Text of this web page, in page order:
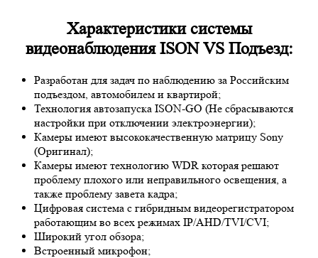
Характеристики системы
видеонаблюдения ISON VS Подъезд:
Разработан для задач по наблюдению за Российским
подъездом, автомобилем и квартирой;
Технология автозапуска ISON-GO (Не сбрасываются
настройки при отключении электроэнергии);
Камеры имеют высококачественную матрицу Sony
(Оригинал);
Камеры имеют технологию WDR которая решают
проблему плохого или неправильного освещения, а
также проблему завета кадра;
Цифровая система с гибридным видеорегистратором
работающим во всех режимах IP/AHD/TVI/CVI;
Широкий угол обзора;
Встроенный микрофон;